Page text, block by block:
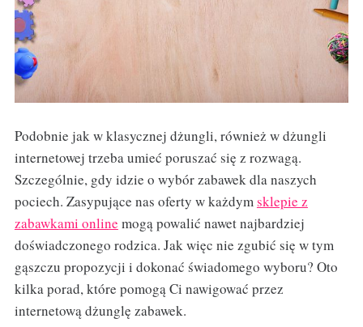
Podobnie jak w klasycznej dżungli, również w dżungli
internetowej trzeba umieć poruszać się z rozwagą.
Szczególnie, gdy idzie o wybór zabawek dla naszych
pociech. Zasypujące nas oferty w każdymsklepie z
zabawkami online mogą powalić nawet najbardziej
doświadczonego rodzica. Jak więc nie zgubić się w tym
gąszczu propozycji i dokonać świadomego wyboru? Oto
kilka porad, które pomogą Ci nawigować przez
internetową dżunglę zabawek.